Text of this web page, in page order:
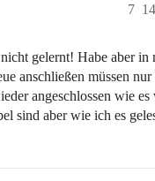
7
gelernt! Habe aber in
anschließen müssen
angeschlossen wie
sind aber wie ich es